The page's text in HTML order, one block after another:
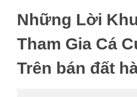
Những Lời
Tham Gia Cá
Trên bán đất